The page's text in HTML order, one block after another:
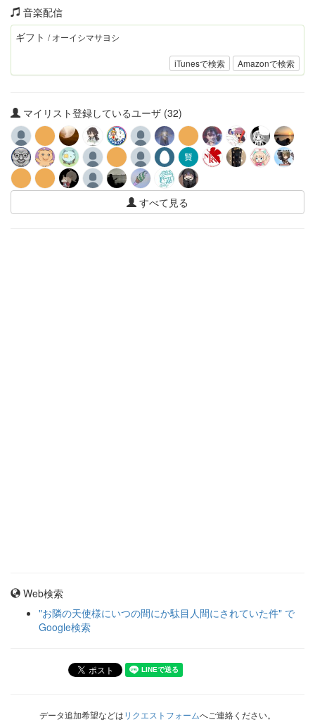
音楽配信
iTunesで検索 Amazonで検索
ギフト / オーイシマサヨシ
マイリスト登録しているユーザ (32)
すべて見る
Web検索
"お隣の天使様にいつの間にか駄目人間にされていた件" で
Google検索
データ追加希望などはリクエストフォームへご連絡ください。